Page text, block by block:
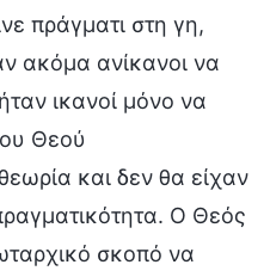
πράγματι στη γη,
ακόμα ανίκανοι να
ικανοί μόνο να
Θεού
και δεν θα είχαν
Ο Θεός
σκοπό να